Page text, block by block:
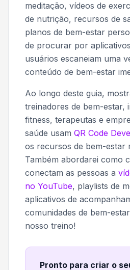
meditação, vídeos de
de nutrição, recursos de
planos de bem-estar
de procurar por
usuários escaneiam uma
conteúdo de bem-estar
Ao longo deste guia,
treinadores de bem-estar,
fitness, terapeutas e
saúde usam QR Code
os recursos de bem-estar
Também abordarei como
conectam as pessoas a
no YouTube, playlists de
aplicativos de
comunidades de bem-
nosso treino!
Pronto para criar o